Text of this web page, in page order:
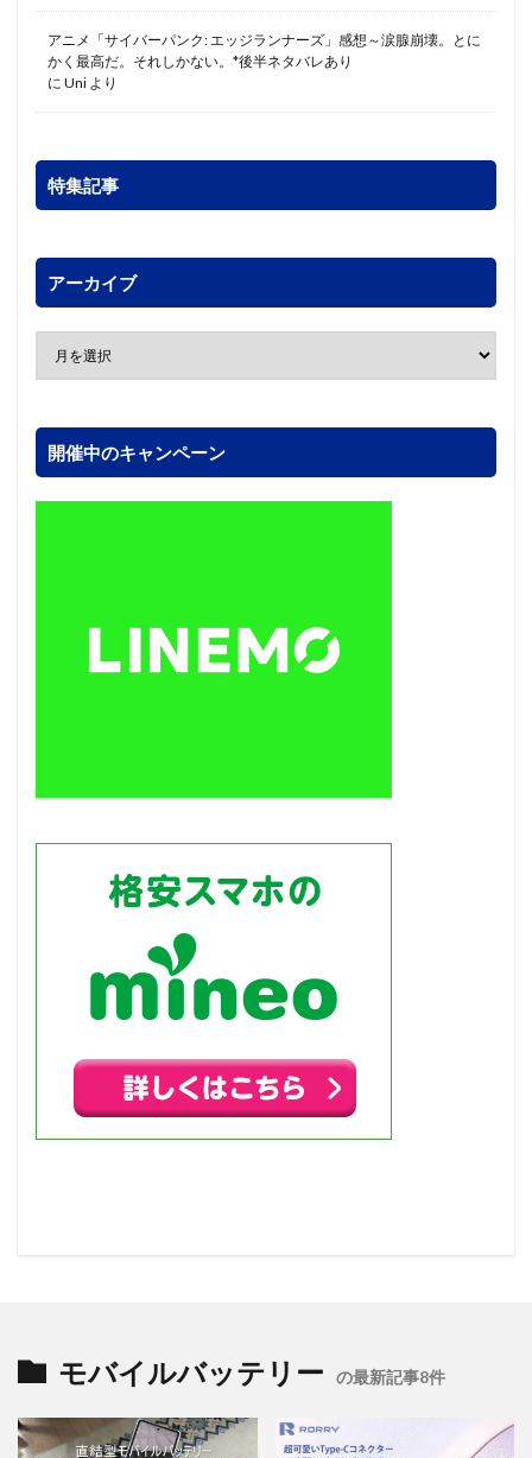
アニメ「サイバーパンク: エッジランナーズ」感想～涙腺崩壊。とに
かく最高だ。それしかない。*後半ネタバレあり
に Uni より
特集記事
アーカイブ
開催中のキャンペーン
モバイルバッテリー の最新記事8件